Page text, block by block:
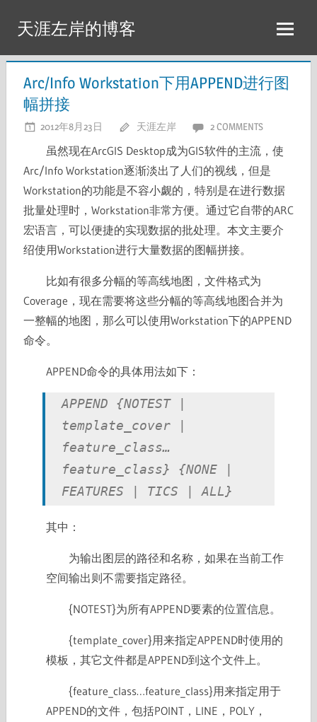
天涯左岸的博客
Arc/Info Workstation下用APPEND进行图
幅拼接
2012年8月23日 天涯左岸 2 COMMENTS
虽然现在ArcGIS Desktop成为GIS软件的主流，使
Arc/Info Workstation逐渐淡出了人们的视线，但是
Workstation的功能是不容小觑的，特别是在进行数据
批量处理时，Workstation非常方便。通过它自带的ARC
宏语言，可以便捷的实现数据的批处理。本文主要介
绍使用Workstation进行大量数据的图幅拼接。
比如有很多分幅的等高线地图，文件格式为
Coverage，现在需要将这些分幅的等高线地图合并为
一整幅的地图，那么可以使用Workstation下的APPEND
命令。
APPEND命令的具体用法如下：
APPEND {NOTEST |
template_cover |
feature_class…
feature_class} {NONE |
FEATURES | TICS | ALL}
其中：
为输出图层的路径和名称，如果在当前工作
空间输出则不需要指定路径。
{NOTEST}为所有APPEND要素的位置信息。
{template_cover}用来指定APPEND时使用的
模板，其它文件都是APPEND到这个文件上。
{feature_class…feature_class}用来指定用于
APPEND的文件，包括POINT，LINE，POLY，